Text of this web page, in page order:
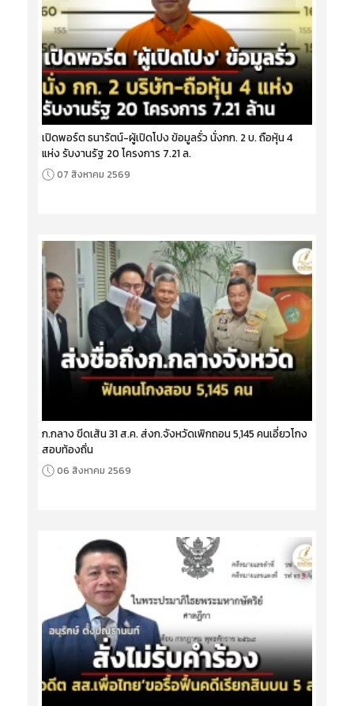
เปิดพอร์ต ธนารัตน์-ผู้เปิดโปง ข้อมูลรั่ว นั่งกก. 2 บ. ถือหุ้น 4
แห่ง รับงานรัฐ 20 โครงการ 7.21 ล.
07 สิงหาคม 2569
ก.กลาง ขีดเส้น 31 ส.ค. ส่งก.จังหวัดเพิกถอน 5,145 คนเอี่ยวโกง
สอบท้องถิ่น
06 สิงหาคม 2569